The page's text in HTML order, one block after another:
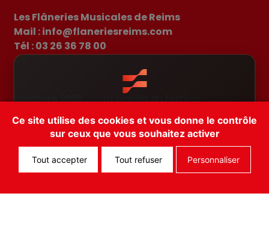
Les Flâneries Musicales de Reims
Mail : info@flaneriesreims.com
Tél : 03 26 36 78 00
Brochure 2026
La playlist du festival
Actualités
FAQ
Conditions générales de vente
Mentions légales
Copyright © 2026 – Tous droits réservés.
Il existe une app pour les Flâneries
Musicales! Téléchargez FEST!
Cancel Open App
Ce site utilise des cookies et vous donne le contrôle
sur ceux que vous souhaitez activer
Tout accepter Tout refuser Personnaliser